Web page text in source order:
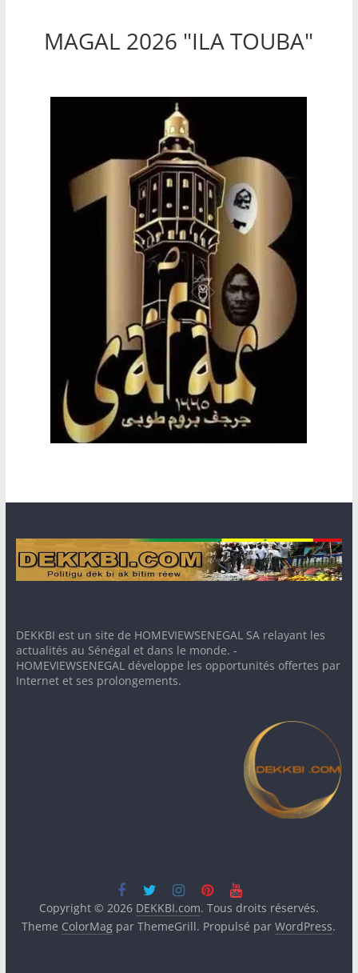
MAGAL 2026 "ILA TOUBA"
DEKKBI est un site de HOMEVIEWSENEGAL SA relayant les
actualités au Sénégal et dans le monde. -
HOMEVIEWSENEGAL développe les opportunités offertes par
Internet et ses prolongements.
Copyright © 2026 DEKKBI.com. Tous droits réservés.
Theme ColorMag par ThemeGrill. Propulsé parWordPress.